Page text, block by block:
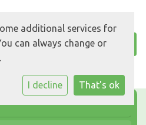
additional services for
can always change or
I decline That's ok